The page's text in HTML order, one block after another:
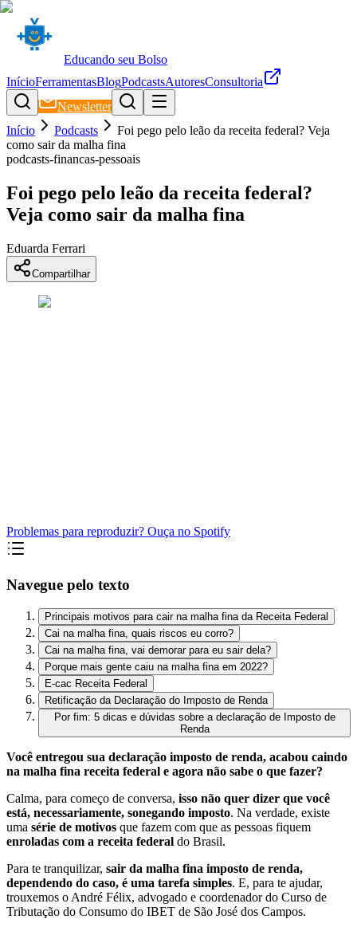
Educando seu Bolso
InícioFerramentasBlogPodcastsAutoresConsultoria
Newsletter
Início
Podcasts
Foi pego pelo leão da receita federal? Veja
como sair da malha fina
podcasts-financas-pessoais
Foi pego pelo leão da receita federal?
Veja como sair da malha fina
Eduarda Ferrari
Compartilhar
Problemas para reproduzir? Ouça no Spotify
Navegue pelo texto
Principais motivos para cair na malha fina da Receita Federal
Cai na malha fina, quais riscos eu corro?
Cai na malha fina, vai demorar para eu sair dela?
Porque mais gente caiu na malha fina em 2022?
E-cac Receita Federal
Retificação da Declaração do Imposto de Renda
Por fim: 5 dicas e dúvidas sobre a declaração de Imposto de
Renda
Você entregou sua declaração imposto de renda, acabou caindo
na malha fina receita federal e agora não sabe o que fazer?
Calma, para começo de conversa, isso não quer dizer que você
está, necessariamente, sonegando imposto. Na verdade, existe
uma série de motivos que fazem com que as pessoas fiquem
enroladas com a receita federal do Brasil.
Para te tranquilizar, sair da malha fina imposto de renda,
dependendo do caso, é uma tarefa simples. E, para te ajudar,
trouxemos o André Félix, advogado e coordenador do Curso de
Tributação do Consumo do IBET de São José dos Campos.